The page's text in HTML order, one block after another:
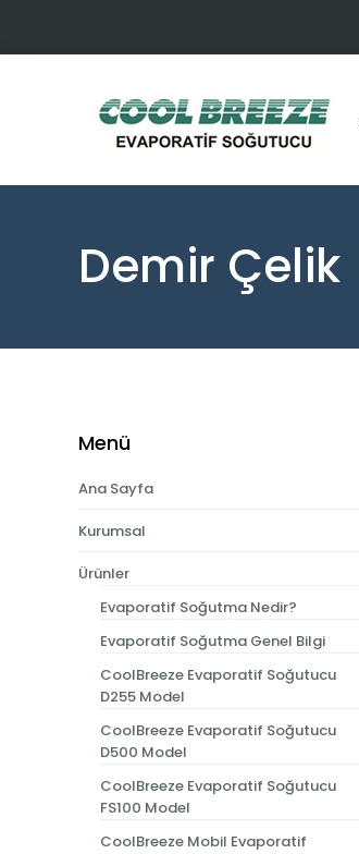
Demir Çelik
Menü
Ana Sayfa
Kurumsal
Ürünler
Evaporatif Soğutma Nedir?
Evaporatif Soğutma Genel Bilgi
CoolBreeze Evaporatif Soğutucu
D255 Model
CoolBreeze Evaporatif Soğutucu
D500 Model
CoolBreeze Evaporatif Soğutucu
FS100 Model
CoolBreeze Mobil Evaporatif